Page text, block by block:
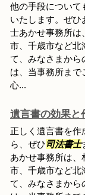
他の手段について
いたします。ぜひ
士あかせ事務所は
市、千歳市など北
て、みなさまから
は、当事務所ま
心...
遺言書の効果と
正しく遺言書を作
ら、ぜひ司法書士
あかせ事務所は
市、千歳市など北
て、みなさまから